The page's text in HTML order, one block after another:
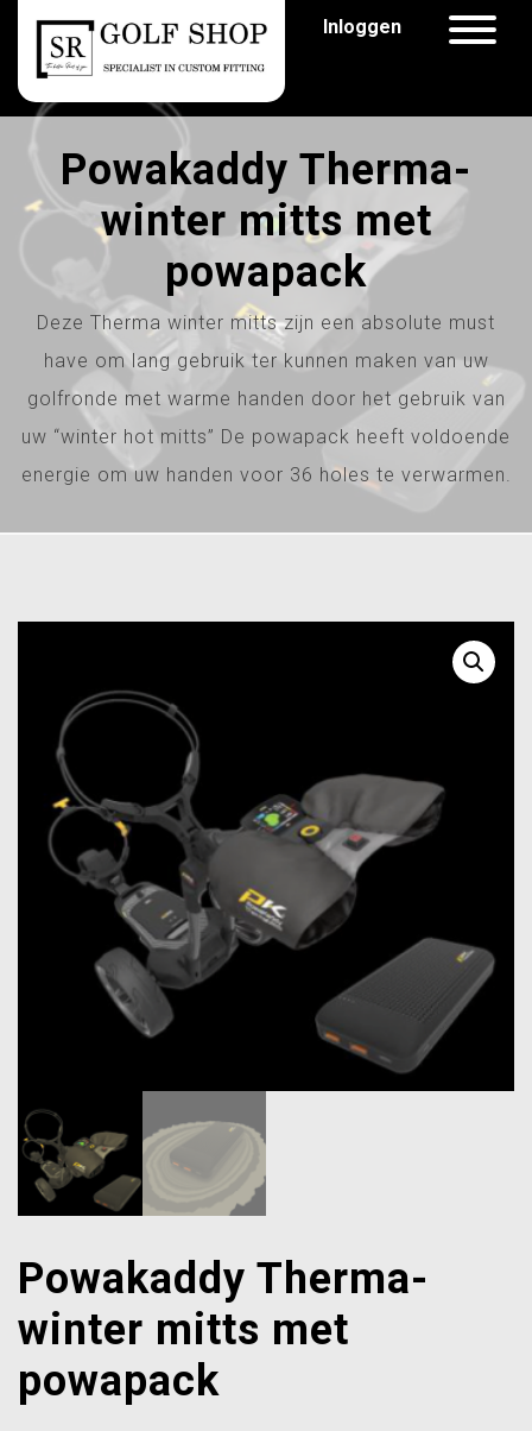
Inloggen
Powakaddy Therma-
winter mitts met
powapack
Deze Therma winter mitts zijn een absolute must
have om lang gebruik ter kunnen maken van uw
golfronde met warme handen door het gebruik van
uw “winter hot mitts” De powapack heeft voldoende
energie om uw handen voor 36 holes te verwarmen.
Powakaddy Therma-
winter mitts met
powapack